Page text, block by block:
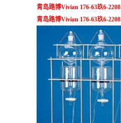
青岛路博Vivian 176-63玖6-2208
青岛路博Vivian 176-63玖6-2208